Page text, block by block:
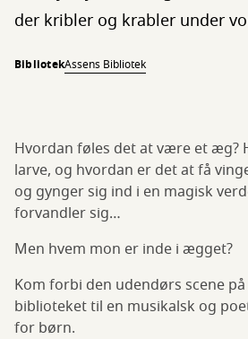
der kribler og krabler under
BibliotekAssens Bibliotek
Hvordan føles det at være et æg?
larve, og hvordan er det at få
og gynger sig ind i en magisk
forvandler sig…
Men hvem mon er inde i ægget?
Kom forbi den udendørs scene
biblioteket til en musikalsk og
for børn.